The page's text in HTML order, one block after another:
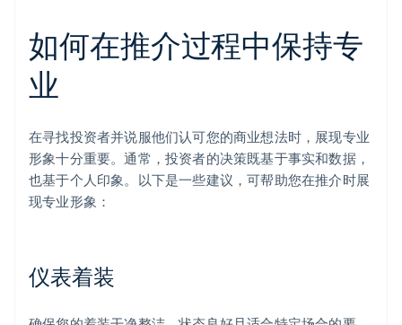
如何在推介过程中保持专
业
在寻找投资者并说服他们认可您的商业想法时，展现专业
形象十分重要。通常，投资者的决策既基于事实和数据，
也基于个人印象。以下是一些建议，可帮助您在推介时展
现专业形象：
仪表着装